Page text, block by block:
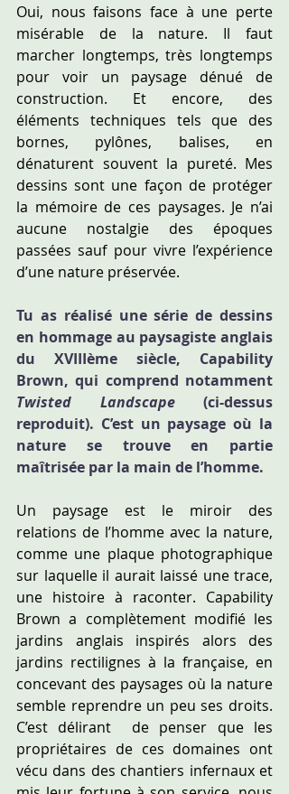
Oui, nous faisons face à une perte
misérable de la nature. Il faut
marcher longtemps, très longtemps
pour voir un paysage dénué de
construction. Et encore, des
éléments techniques tels que des
bornes, pylônes, balises, en
dénaturent souvent la pureté. Mes
dessins sont une façon de protéger
la mémoire de ces paysages. Je n’ai
aucune nostalgie des époques
passées sauf pour vivre l’expérience
d’une nature préservée.
Tu as réalisé une série de dessins
en hommage au paysagiste anglais
du XVIIIème siècle, Capability
Twisted Landscape (ci-dessus
reproduit). C’est un paysage où la
nature se trouve en partie
maîtrisée par la main de l’homme.
Un paysage est le miroir des
relations de l’homme avec la nature,
comme une plaque photographique
sur laquelle il aurait laissé une trace,
une histoire à raconter. Capability
Brown a complètement modifié les
jardins anglais inspirés alors des
jardins rectilignes à la française, en
concevant des paysages où la nature
semble reprendre un peu ses droits.
C’est délirant  de penser que les
propriétaires de ces domaines ont
vécu dans des chantiers infernaux et